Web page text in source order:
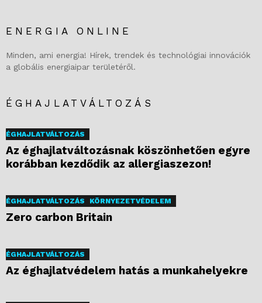
ENERGIA ONLINE
Minden, ami energia! Hírek, trendek és technológiai innovációk
a globális energiaipar területéről.
ÉGHAJLATVÁLTOZÁS
ÉGHAJLATVÁLTOZÁS
Az éghajlatváltozásnak köszönhetően egyre
korábban kezdődik az allergiaszezon!
ÉGHAJLATVÁLTOZÁS KÖRNYEZETVÉDELEM
Zero carbon Britain
ÉGHAJLATVÁLTOZÁS
Az éghajlatvédelem hatás a munkahelyekre